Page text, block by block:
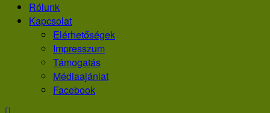
Rólunk
Kapcsolat
Elérhetőségek
Impresszum
Támogatás
Médiaajánlat
Facebook